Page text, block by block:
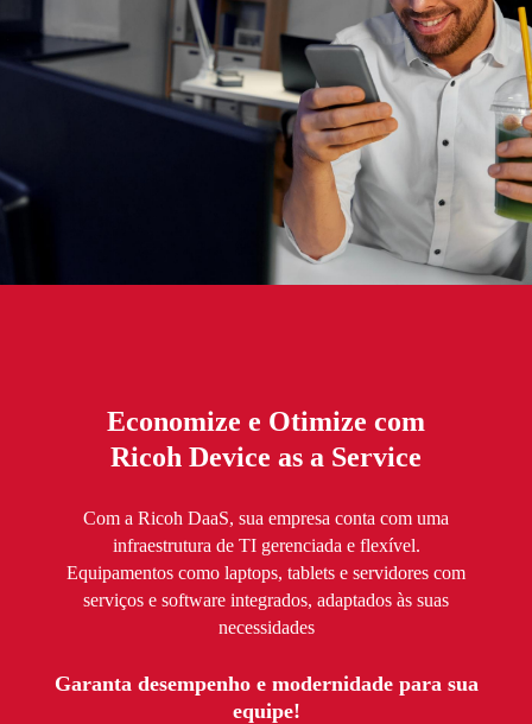
Economize e Otimize com
Ricoh Device as a Service
Com a Ricoh DaaS, sua empresa conta com uma
infraestrutura de TI gerenciada e flexível.
Equipamentos como laptops, tablets e servidores com
serviços e software integrados, adaptados às suas
necessidades
Garanta desempenho e modernidade para sua
equipe!